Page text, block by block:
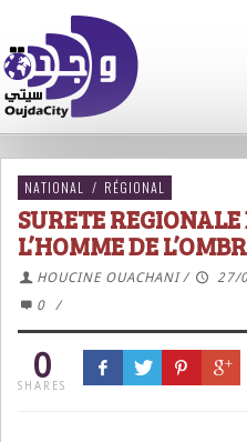
NATIONAL / RÉGIONAL
SURETE
L’HOMME DE
HOUCINE OUACHANI /
27/
0
/
0
SHARES